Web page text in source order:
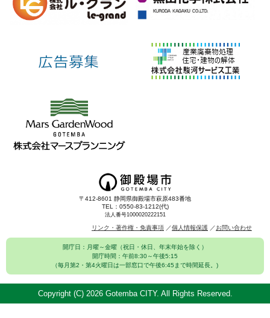
〒412-8601 静岡県御殿場市萩原483番地
TEL：0550-83-1212(代)
法人番号1000020222151
リンク・著作権・免責事項 個人情報保護 お問い合わせ
開庁日：月曜～金曜（祝日・休日、年末年始を除く）
開庁時間：午前8:30～午後5:15
（毎月第2・第4火曜日は一部窓口で午後6:45まで時間延長。)
Copyright (C) 2026 Gotemba CITY. All Rights Reserved.